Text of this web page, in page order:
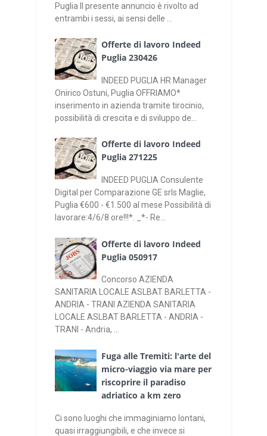
Puglia Il presente annuncio è rivolto ad
entrambi i sessi, ai sensi delle ...
Offerte di lavoro Indeed
Puglia 230426
INDEED PUGLIA HR Manager
Onirico Ostuni, Puglia OFFRIAMO*
inserimento in azienda tramite tirocinio,
possibilità di crescita e di sviluppo de...
Offerte di lavoro Indeed
Puglia 271225
INDEED PUGLIA Consulente
Digital per Comparazione GE srls Maglie,
Puglia €600 - €1.500 al mese Possibilità di
lavorare:4/6/8 ore!!!*. _*- Re...
Offerte di lavoro Indeed
Puglia 050917
Concorso AZIENDA
SANITARIA LOCALE ASLBAT BARLETTA -
ANDRIA - TRANI AZIENDA SANITARIA
LOCALE ASLBAT BARLETTA - ANDRIA -
TRANI - Andria, ...
Fuga alle Tremiti: l'arte del
micro-viaggio via mare per
riscoprire il paradiso
adriatico a km zero
Ci sono luoghi che immaginiamo lontani,
quasi irraggiungibili, e che invece si